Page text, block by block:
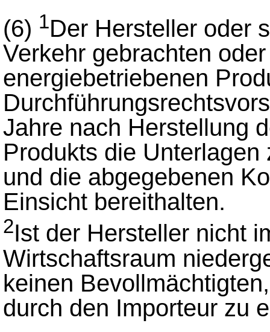
(6) 1Der Hersteller oder
Verkehr gebrachten
energiebetriebenen
Jahre nach Herstellung
Produkts die
und die abgegebenen
Einsicht bereithalten.
2Ist der Hersteller nicht
Wirtschaftsraum
keinen
durch den Importeur zu